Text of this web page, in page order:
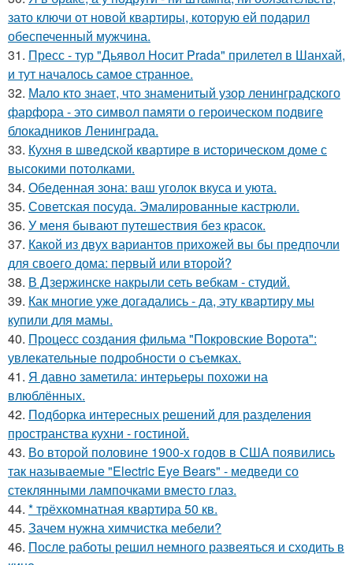
зато ключи от новой квартиры, которую ей подарил
обеспеченный мужчина.
31. Пресс - тур "Дьявол Носит Prada" прилетел в Шанхай,
и тут началось самое странное.
32. Мало кто знает, что знаменитый узор ленинградского
фарфора - это символ памяти о героическом подвиге
блокадников Ленинграда.
33. Кухня в шведской квартире в историческом доме с
высокими потолками.
34. Обеденная зона: ваш уголок вкуса и уюта.
35. Советская посуда. Эмалированные кастрюли.
36. У меня бывают путешествия без красок.
37. Какой из двух вариантов прихожей вы бы предпочли
для своего дома: первый или второй?
38. В Дзержинске накрыли сеть вебкам - студий.
39. Как многие уже догадались - да, эту квартиру мы
купили для мамы.
40. Процесс создания фильма "Покровские Ворота":
увлекательные подробности о съемках.
41. Я давно заметила: интерьеры похожи на
влюблённых.
42. Подборка интересных решений для разделения
пространства кухни - гостиной.
43. Во второй половине 1900-х годов в США появились
так называемые "Electric Eye Bears" - медведи со
стеклянными лампочками вместо глаз.
44. * трёхкомнатная квартира 50 кв.
45. Зачем нужна химчистка мебели?
46. После работы решил немного развеяться и сходить в